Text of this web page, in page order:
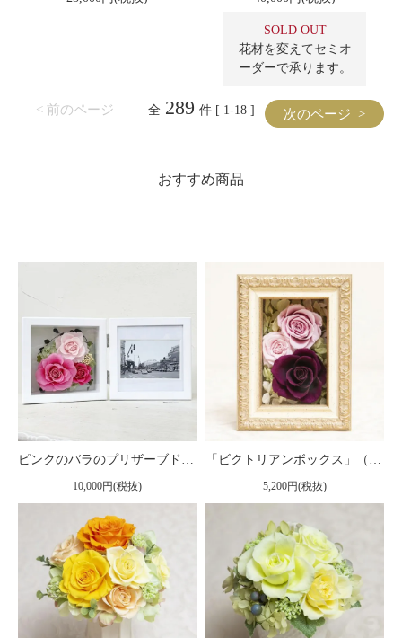
SOLD OUT
花材を変えてセミオ
ーダーで承ります。
< 前のページ 次のページ >
全 289 件 [ 1-18 ]
おすすめ商品
ピンクのバラのプリザーブドフラワーの写真立て（フォトフレーム） L（ピンク） ※ギフトタイプ2
10,000円(税抜)
「ビクトリアンボックス」（小）プリザーブドフラワー フレームアレンジメント ピンク
5,200円(税抜)